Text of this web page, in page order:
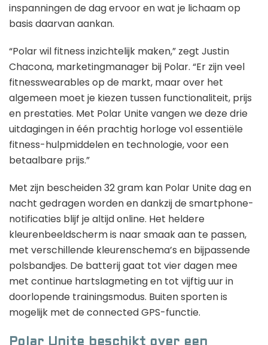
inspanningen de dag ervoor en wat je lichaam op
basis daarvan aankan.
“Polar wil fitness inzichtelijk maken,” zegt Justin
Chacona, marketingmanager bij Polar. “Er zijn veel
fitnesswearables op de markt, maar over het
algemeen moet je kiezen tussen functionaliteit, prijs
en prestaties. Met Polar Unite vangen we deze drie
uitdagingen in één prachtig horloge vol essentiële
fitness-hulpmiddelen en technologie, voor een
betaalbare prijs.”
Met zijn bescheiden 32 gram kan Polar Unite dag en
nacht gedragen worden en dankzij de smartphone-
notificaties blijf je altijd online. Het heldere
kleurenbeeldscherm is naar smaak aan te passen,
met verschillende kleurenschema’s en bijpassende
polsbandjes. De batterij gaat tot vier dagen mee
met continue hartslagmeting en tot vijftig uur in
doorlopende trainingsmodus. Buiten sporten is
mogelijk met de connected GPS-functie.
Polar Unite beschikt over een